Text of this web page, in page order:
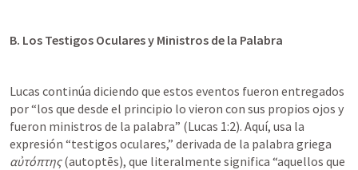
B. Los Testigos Oculares y Ministros de la Palabra
Lucas continúa diciendo que estos eventos fueron entregados
por “los que desde el principio lo vieron con sus propios ojos y
fueron ministros de la palabra” (Lucas 1:2). Aquí, usa la
αὐτόπτης (autoptēs), que literalmente significa “aquellos que